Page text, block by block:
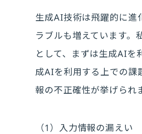
生成AI技術は飛躍的に進
ラブルも増えています。
として、まずは生成AIを
成AIを利用する上での課
報の不正確性が挙げられ
（1）入力情報の漏えい